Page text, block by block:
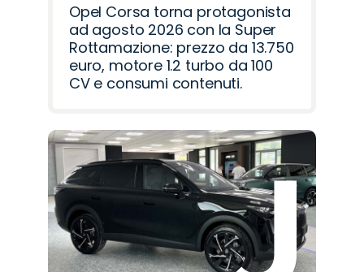
Opel Corsa torna protagonista
ad agosto 2026 con la Super
Rottamazione: prezzo da 13.750
euro, motore 1.2 turbo da 100
CV e consumi contenuti.